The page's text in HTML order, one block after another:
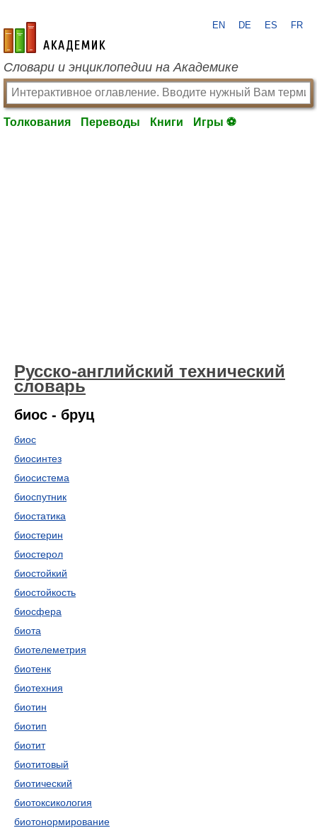
academic.ru
EN DE ES FR
Словари и энциклопедии на Академике
Толкования Переводы Книги Игры ⚽
Русско-английский технический
словарь
биос - бруц
биос
биосинтез
биосистема
биоспутник
биостатика
биостерин
биостерол
биостойкий
биостойкость
биосфера
биота
биотелеметрия
биотенк
биотехния
биотин
биотип
биотит
биотитовый
биотический
биотоксикология
биотонормирование